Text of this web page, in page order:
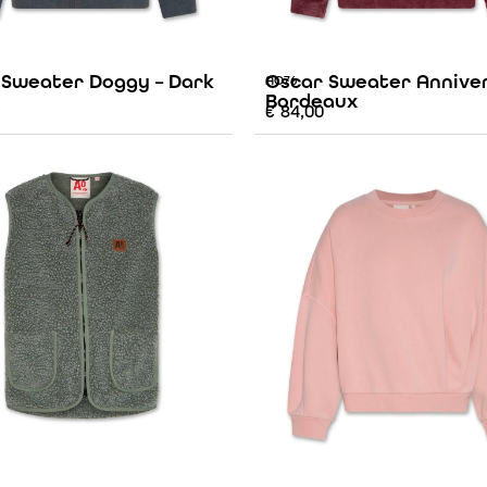
Doggy – Dark
AO76
Oscar Sweater
Bordeaux
€84,00